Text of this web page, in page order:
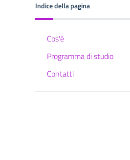
Indice della pagina
Cos'è
Programma di studio
Contatti